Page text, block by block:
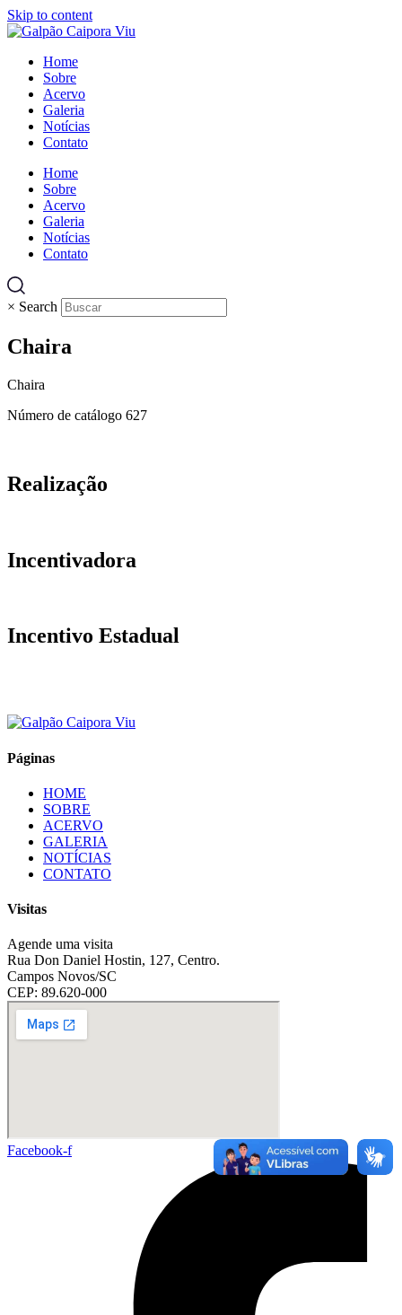
Skip to content
Home
Sobre
Acervo
Galeria
Notícias
Contato
Home
Sobre
Acervo
Galeria
Notícias
Contato
× Search
Chaira
Chaira
Número de catálogo 627
Realização
Incentivadora
Incentivo Estadual
Páginas
HOME
SOBRE
ACERVO
GALERIA
NOTÍCIAS
CONTATO
Visitas
Agende uma visita
Rua Don Daniel Hostin, 127, Centro.
Campos Novos/SC
CEP: 89.620-000
Facebook-f